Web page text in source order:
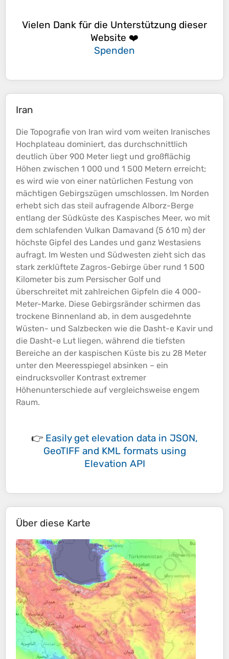
Vielen Dank für die Unterstützung dieser
Website ❤️
Spenden
Iran
Die Topografie von Iran wird vom weiten Iranisches
Hochplateau dominiert, das durchschnittlich
deutlich über 900 Meter liegt und großflächig
Höhen zwischen 1 000 und 1 500 Metern erreicht;
es wird wie von einer natürlichen Festung von
mächtigen Gebirgszügen umschlossen. Im Norden
erhebt sich das steil aufragende Alborz-Berge
entlang der Südküste des Kaspisches Meer, wo mit
dem schlafenden Vulkan Damavand (5 610 m) der
höchste Gipfel des Landes und ganz Westasiens
aufragt. Im Westen und Südwesten zieht sich das
stark zerklüftete Zagros-Gebirge über rund 1 500
Kilometer bis zum Persischer Golf und
überschreitet mit zahlreichen Gipfeln die 4 000-
Meter-Marke. Diese Gebirgsränder schirmen das
trockene Binnenland ab, in dem ausgedehnte
Wüsten- und Salzbecken wie die Dasht-e Kavir und
die Dasht-e Lut liegen, während die tiefsten
Bereiche an der kaspischen Küste bis zu 28 Meter
unter den Meeresspiegel absinken – ein
eindrucksvoller Kontrast extremer
Höhenunterschiede auf vergleichsweise engem
Raum.
👉 Easily get elevation data in JSON,
GeoTIFF and KML formats using
Elevation API
Über diese Karte